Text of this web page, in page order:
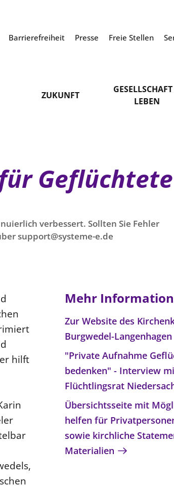
Barrierefreiheit Presse Freie Stellen
ZUKUNFT
LEBEN
Geflüchtete
verbessert. Sollten Sie Fehler
support@systeme-e.de
hilft
Mehr
Zur Website des
Burgwedel-Langenhagen
"Private Aufnahme
bedenken" - Interview
Flüchtlingsrat
Übersichtsseite mit
helfen für
sowie kirchliche
Materialien